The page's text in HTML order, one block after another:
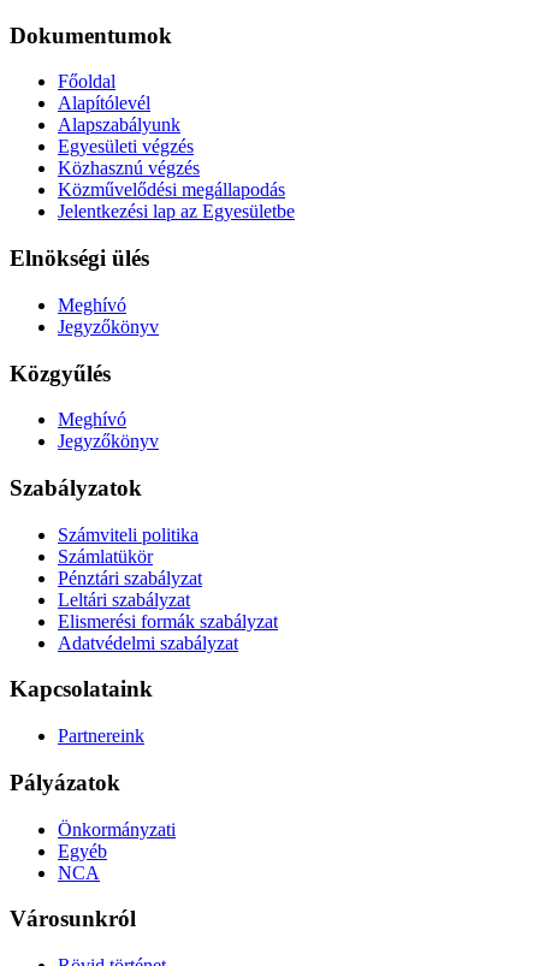
Dokumentumok
Főoldal
Alapítólevél
Alapszabályunk
Egyesületi végzés
Közhasznú végzés
Közművelődési megállapodás
Jelentkezési lap az Egyesületbe
Elnökségi ülés
Meghívó
Jegyzőkönyv
Közgyűlés
Meghívó
Jegyzőkönyv
Szabályzatok
Számviteli politika
Számlatükör
Pénztári szabályzat
Leltári szabályzat
Elismerési formák szabályzat
Adatvédelmi szabályzat
Kapcsolataink
Partnereink
Pályázatok
Önkormányzati
Egyéb
NCA
Városunkról